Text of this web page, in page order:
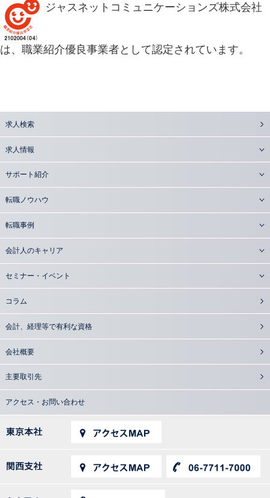
ジャスネットコミュニケーションズ株式会社
は、職業紹介優良事業者として認定されています。
求人検索
求人情報
サポート紹介
転職ノウハウ
転職事例
会計人のキャリア
セミナー・イベント
コラム
会計、経理等で有利な資格
会社概要
主要取引先
アクセス・お問い合わせ